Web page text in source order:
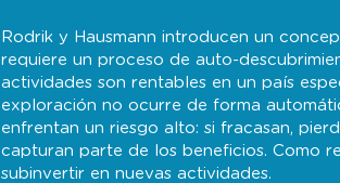
Rodrik y Hausmann introducen un
requiere un proceso de auto-
actividades son rentables en un país
exploración no ocurre de forma
enfrentan un riesgo alto: si fracasan,
capturan parte de los beneficios. Como
subinvertir en nuevas actividades.